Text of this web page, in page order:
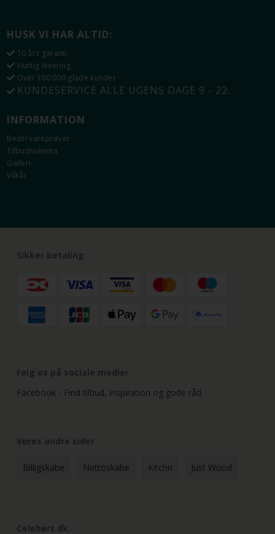
HUSK VI HAR ALTID:
10 års garanti
Hurtig levering
Over 100.000 glade kunder
KUNDESERVICE ALLE UGENS DAGE 9 - 22.
INFORMATION
Bestil vareprøver
Tilbudsskema
Galleri
Vilkår
Sikker betaling
Følg os på sociale medier
Facebook - Find tilbud, inspiration og gode råd.
Vores andre sider
Billigskabe Nettoskabe Kitchn Just Wood
Celebert.dk